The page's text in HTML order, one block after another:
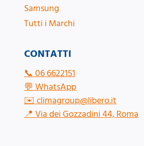
CONTATTI
📞06 6622151
💬WhatsApp
✉️climagroup@libero.it
📍Via dei Gozzadini 44, Roma
Samsung
Tutti i Marchi